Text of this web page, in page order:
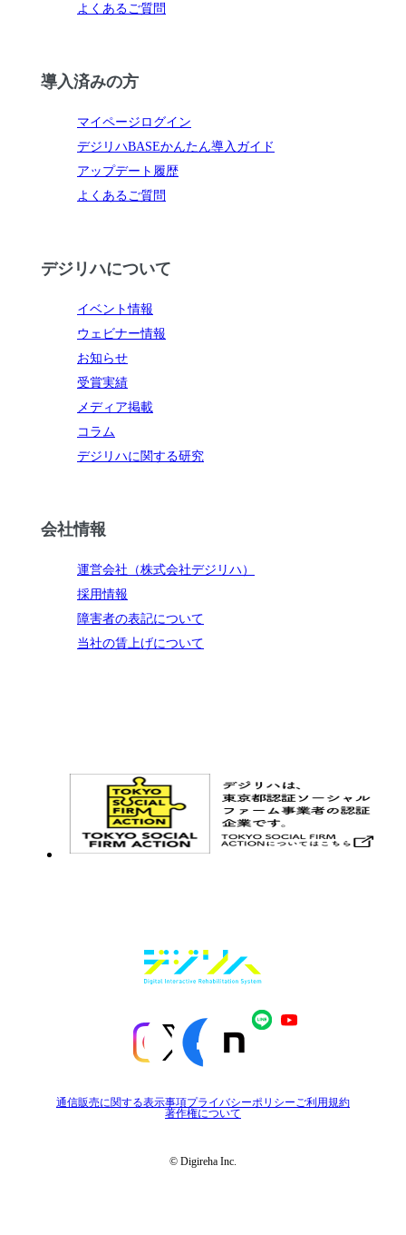
よくあるご質問
導入済みの方
マイページログイン
デジリハBASEかんたん導入ガイド
アップデート履歴
よくあるご質問
デジリハについて
イベント情報
ウェビナー情報
お知らせ
受賞実績
メディア掲載
コラム
デジリハに関する研究
会社情報
運営会社（株式会社デジリハ）
採用情報
障害者の表記について
当社の賃上げについて
通信販売に関する表示事項プライバシーポリシーご利用規約
著作権について
© Digireha Inc.